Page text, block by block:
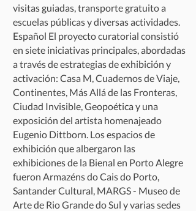
visitas guiadas, transporte gratuito a
escuelas públicas y diversas actividades.
Español El proyecto curatorial consistió
en siete iniciativas principales, abordadas
a través de estrategias de exhibición y
activación: Casa M, Cuadernos de Viaje,
Continentes, Más Allá de las Fronteras,
Ciudad Invisible, Geopoética y una
exposición del artista homenajeado
Eugenio Dittborn. Los espacios de
exhibición que albergaron las
exhibiciones de la Bienal en Porto Alegre
fueron Armazéns do Cais do Porto,
Santander Cultural, MARGS - Museo de
Arte de Rio Grande do Sul y varias sedes